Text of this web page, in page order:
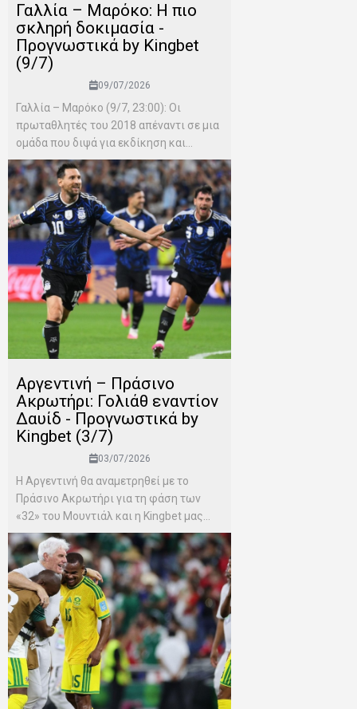
Γαλλία – Μαρόκο: Η πιο
σκληρή δοκιμασία -
Προγνωστικά by Kingbet
(9/7)
09/07/2026
Γαλλία – Μαρόκο (9/7, 23:00): Οι
πρωταθλητές του 2018 απέναντι σε μια
ομάδα που διψά για εκδίκηση και...
Αργεντινή – Πράσινο
Ακρωτήρι: Γολιάθ εναντίον
Δαυίδ - Προγνωστικά by
Kingbet (3/7)
03/07/2026
Η Αργεντινή θα αναμετρηθεί με το
Πράσινο Ακρωτήρι για τη φάση των
«32» του Μουντιάλ και η Kingbet μας...